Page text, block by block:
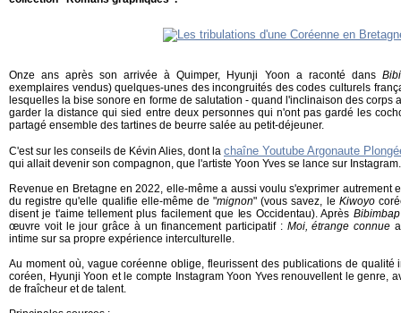
Onze ans après son arrivée à Quimper, Hyunji Yoon a raconté dans
exemplaires vendus) quelques-unes des incongruités des codes culturels
lesquelles la bise sonore en forme de salutation - quand l'inclinaison des corps
garder la distance qui sied entre deux personnes qui n'ont pas gardé les
partagé ensemble des tartines de beurre salée au petit-déjeuner.
C'est sur les conseils de Kévin Alies, dont la chaîne Youtube Argonaute
qui allait devenir son compagnon, que l'artiste Yoon Yves se lance sur Instagram.
Revenue en Bretagne en 2022, elle-même a aussi voulu s'exprimer autrement
du registre qu'elle qualifie elle-même de "mignon" (vous savez, le Kiwoyo
disent je t'aime tellement plus facilement que les Occidentau). Après
œuvre voit le jour grâce à un financement participatif : Moi, étrange connue
intime sur sa propre expérience interculturelle.
Au moment où, vague coréenne oblige, fleurissent des publications de qualité
coréen, Hyunji Yoon et le compte Instagram Yoon Yves renouvellent le genre,
de fraîcheur et de talent.